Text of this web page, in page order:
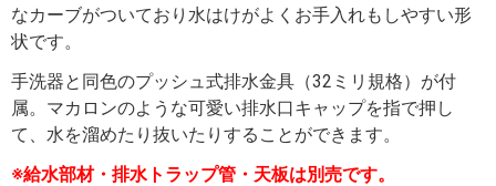
なカーブがついており水はけがよくお手入れもしやすい形
状です。
手洗器と同色のプッシュ式排水金具（32ミリ規格）が付
属。マカロンのような可愛い排水口キャップを指で押し
て、水を溜めたり抜いたりすることができます。
※給水部材・排水トラップ管・天板は別売です。